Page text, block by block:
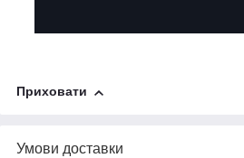
Приховати
Умови доставки